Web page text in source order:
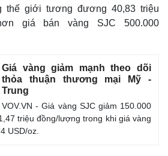
Video
Ảnh
thế giới tương đương 40,83 triệu
giá bán vàng SJC 500.000
Giá vàng giảm mạnh theo dõi
thỏa thuận thương mại Mỹ -
Trung
VOV.VN - Giá vàng SJC giảm 150.000
triệu đồng/lượng trong khi giá vàng
USD/oz.